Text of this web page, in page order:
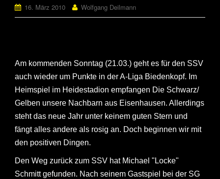
16. März 2010 Wolfgang Deilmann
Am kommenden Sonntag (21.03.) geht es für den SSV
auch wieder um Punkte in der A-Liga Biedenkopf. Im
Heimspiel im Heidestadion empfangen Die Schwarz/
Gelben unsere Nachbarn aus Eisenhausen. Allerdings
steht das neue Jahr unter keinem guten Stern und
fängt alles andere als rosig an. Doch beginnen wir mit
den positiven Dingen.
Den Weg zurück zum SSV hat Michael "Locke"
Schmitt gefunden. Nach seinem Gastspiel bei der SG